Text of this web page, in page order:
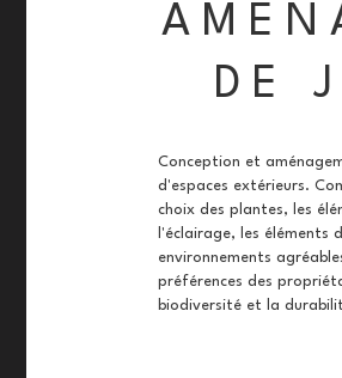
DE
Conception et
d'espaces extérieurs.
choix des plantes, les
l'éclairage, les éléments
environnements
préférences des
biodiversité et la